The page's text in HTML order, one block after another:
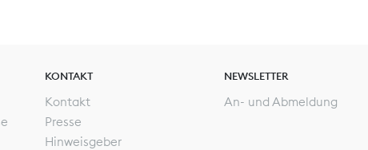
KONTAKT
Kontakt
Presse
Hinweisgeber
NEWSLETTER
An- und Abmeldung